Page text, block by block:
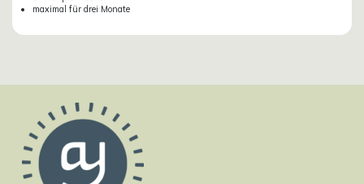
maximal für drei Monate